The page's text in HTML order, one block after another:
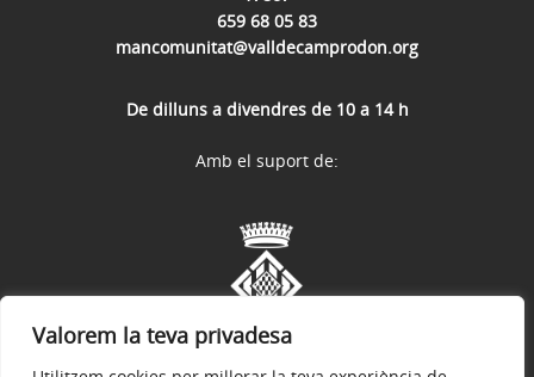
Valorem la teva privadesa
659 68 05 83
mancomunitat@valldecamprodon.org
De dilluns a divendres de 10 a 14 h
Amb el suport de: